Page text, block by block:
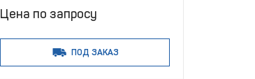
Цена по запросу
ПОД ЗАКАЗ